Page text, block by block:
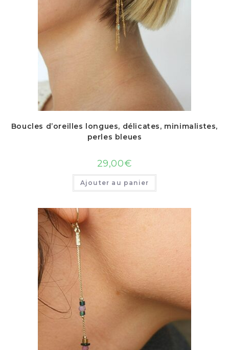
Boucles d’oreilles longues, délicates, minimalistes,
perles bleues
29,00€
Ajouter au panier